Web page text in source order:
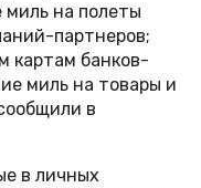
миль на полеты
партнеров;
картам банков-
миль на товары и
в
в личных